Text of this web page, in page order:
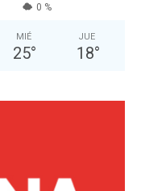
0 %
MIÉ
25°
JUE
18°